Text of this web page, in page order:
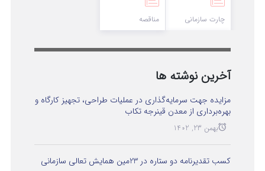
چارت سازمانی مناقصه
آخرین نوشته ها
مزایده جهت سرمایه‌گذاری در عملیات طراحی، تجهیز کارگاه و
بهره‌برداری از معدن قینرجه تکاب
بهمن 23, 1402
کسب تقدیرنامه دو ستاره در 23مین همایش تعالی سازمانی